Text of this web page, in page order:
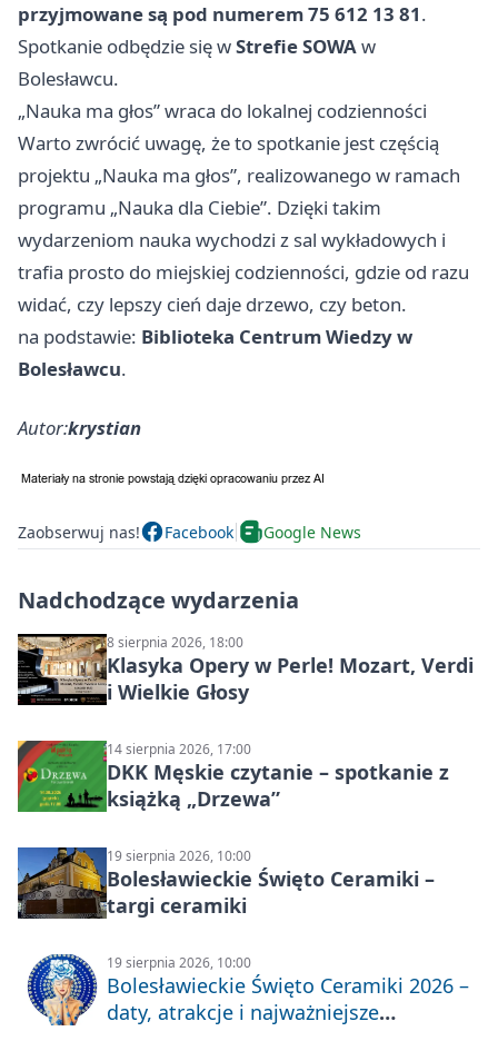
przyjmowane są pod numerem 75 612 13 81.
Spotkanie odbędzie się wStrefie SOWAw
Bolesławcu.
„Nauka ma głos” wraca do lokalnej codzienności
Warto zwrócić uwagę, że to spotkanie jest częścią
projektu „Nauka ma głos”, realizowanego w ramach
programu „Nauka dla Ciebie”. Dzięki takim
wydarzeniom nauka wychodzi z sal wykładowych i
trafia prosto do miejskiej codzienności, gdzie od razu
widać, czy lepszy cień daje drzewo, czy beton.
na podstawie: Biblioteka Centrum Wiedzy w
Bolesławcu.
Autor:krystian
Zaobserwuj nas! Facebook Google News
Nadchodzące wydarzenia
8 sierpnia 2026, 18:00
Klasyka Opery w Perle! Mozart, Verdi
i Wielkie Głosy
14 sierpnia 2026, 17:00
DKK Męskie czytanie – spotkanie z
książką „Drzewa”
19 sierpnia 2026, 10:00
Bolesławieckie Święto Ceramiki –
targi ceramiki
19 sierpnia 2026, 10:00
Bolesławieckie Święto Ceramiki 2026 –
daty, atrakcje i najważniejsze